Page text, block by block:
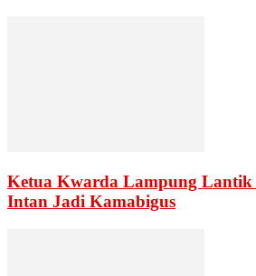
Ketua Kwarda Lampung Lantik
Intan Jadi Kamabigus